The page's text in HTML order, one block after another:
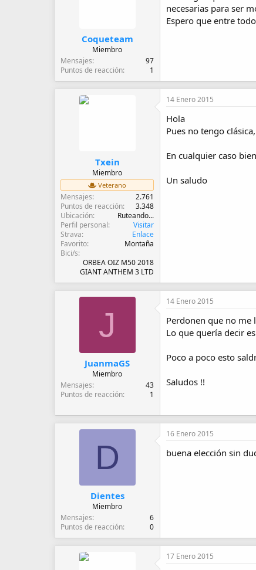
Coqueteam
Miembro
Mensajes
97
Puntos de reacción
1
necesarias para ser
Espero que entre
Txein
Miembro
Veterano
Mensajes
2.761
Puntos de reacción
3.348
Ubicación
Ruteando...
Perfil personal
Visitar
Strava
Enlace
Favorito
Montaña
Bici/s
ORBEA OIZ M50 2018
GIANT ANTHEM 3 LTD
14 Enero 2015
Hola
Pues no tengo
En cualquier caso
Un saludo
J
JuanmaGS
Miembro
Mensajes
43
Puntos de reacción
1
14 Enero 2015
Perdonen que no me
Lo que quería decir
Poco a poco esto
Saludos !!
D
Dientes
Miembro
Mensajes
6
Puntos de reacción
0
16 Enero 2015
buena elección sin
17 Enero 2015